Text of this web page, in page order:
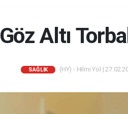
Göz Altı
SAĞLIK (HY) - Hilmi Yol |